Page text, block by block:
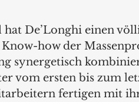
De’Longhi einen
how der
synergetisch
vom ersten bis zum
fertigen mit